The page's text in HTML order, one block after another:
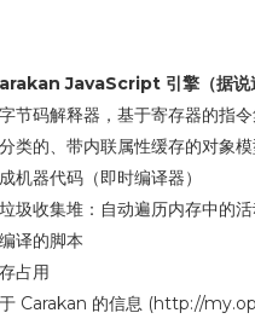
JavaScript 引擎（据说
节码解释器，基于寄存器的指
类的、带内联属性缓存的对象模
机器代码（即时编译器）
圾收集堆：自动遍历内存中的
译的脚本
占用
Carakan 的信息 (http://